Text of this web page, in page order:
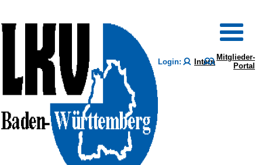
Login: Intern Mitglieder-
Portal